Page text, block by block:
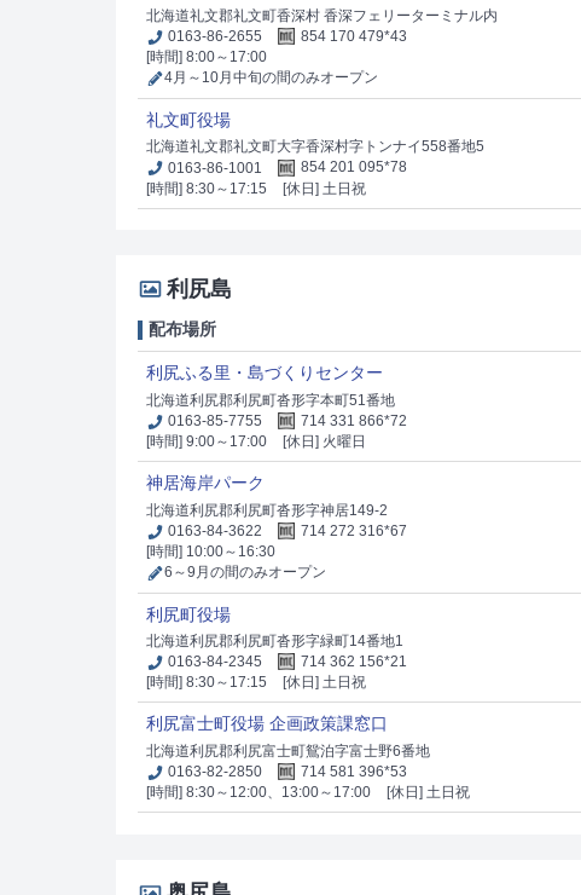
北海道礼文郡礼文町香深村 香深フェリーターミナル内
0163-86-2655
854 170 479*43
[時間] 8:00～17:00
4月～10月中旬の間のみオープン
礼文町役場
北海道礼文郡礼文町大字香深村字トンナイ558番地5
0163-86-1001
854 201 095*78
[時間] 8:30～17:15
[休日] 土日祝
利尻島
配布場所
利尻ふる里・島づくりセンター
北海道利尻郡利尻町沓形字本町51番地
0163-85-7755
714 331 866*72
[時間] 9:00～17:00
[休日] 火曜日
神居海岸パーク
北海道利尻郡利尻町沓形字神居149-2
0163-84-3622
714 272 316*67
[時間] 10:00～16:30
6～9月の間のみオープン
利尻町役場
北海道利尻郡利尻町沓形字緑町14番地1
0163-84-2345
714 362 156*21
[時間] 8:30～17:15
[休日] 土日祝
利尻富士町役場 企画政策課窓口
北海道利尻郡利尻富士町鴛泊字富士野6番地
0163-82-2850
714 581 396*53
[時間] 8:30～12:00、13:00～17:00
[休日] 土日祝